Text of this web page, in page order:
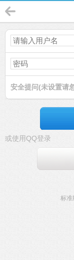
安全提问(未设置请
或使用QQ登录
标准